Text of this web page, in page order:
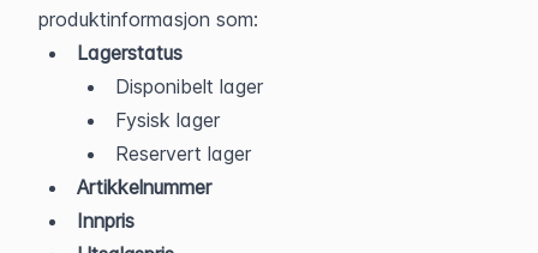
produktinformasjon som:
Lagerstatus
Disponibelt lager
Fysisk lager
Reservert lager
Artikkelnummer
Innpris